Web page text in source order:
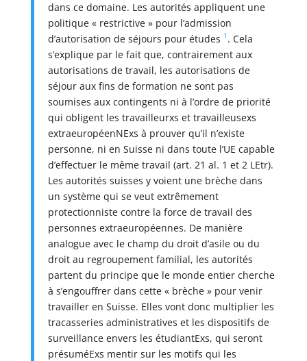
dans ce domaine. Les autorités appliquent une
politique « restrictive » pour l’admission
d’autorisation de séjours pour études 1 . Cela
s’explique par le fait que, contrairement aux
autorisations de travail, les autorisations de
séjour aux fins de formation ne sont pas
soumises aux contingents ni à l’ordre de priorité
qui obligent les travailleurxs et travailleusexs
extraeuropéenNExs à prouver qu’il n’existe
personne, ni en Suisse ni dans toute l’UE capable
d’effectuer le même travail (art. 21 al. 1 et 2 LEtr).
Les autorités suisses y voient une brèche dans
un système qui se veut extrêmement
protectionniste contre la force de travail des
personnes extraeuropéennes. De manière
analogue avec le champ du droit d’asile ou du
droit au regroupement familial, les autorités
partent du principe que le monde entier cherche
à s’engouffrer dans cette « brèche » pour venir
travailler en Suisse. Elles vont donc multiplier les
tracasseries administratives et les dispositifs de
surveillance envers les étudiantExs, qui seront
présuméExs mentir sur les motifs qui les